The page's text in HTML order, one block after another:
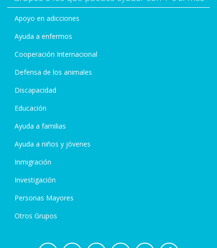
Apoyo en adicciones
Ayuda a enfermos
Cooperación Internacional
Defensa de los animales
Discapacidad
Educación
Ayuda a familias
Ayuda a niños y jóvenes
Inmigración
Investigación
Personas Mayores
Otros Grupos